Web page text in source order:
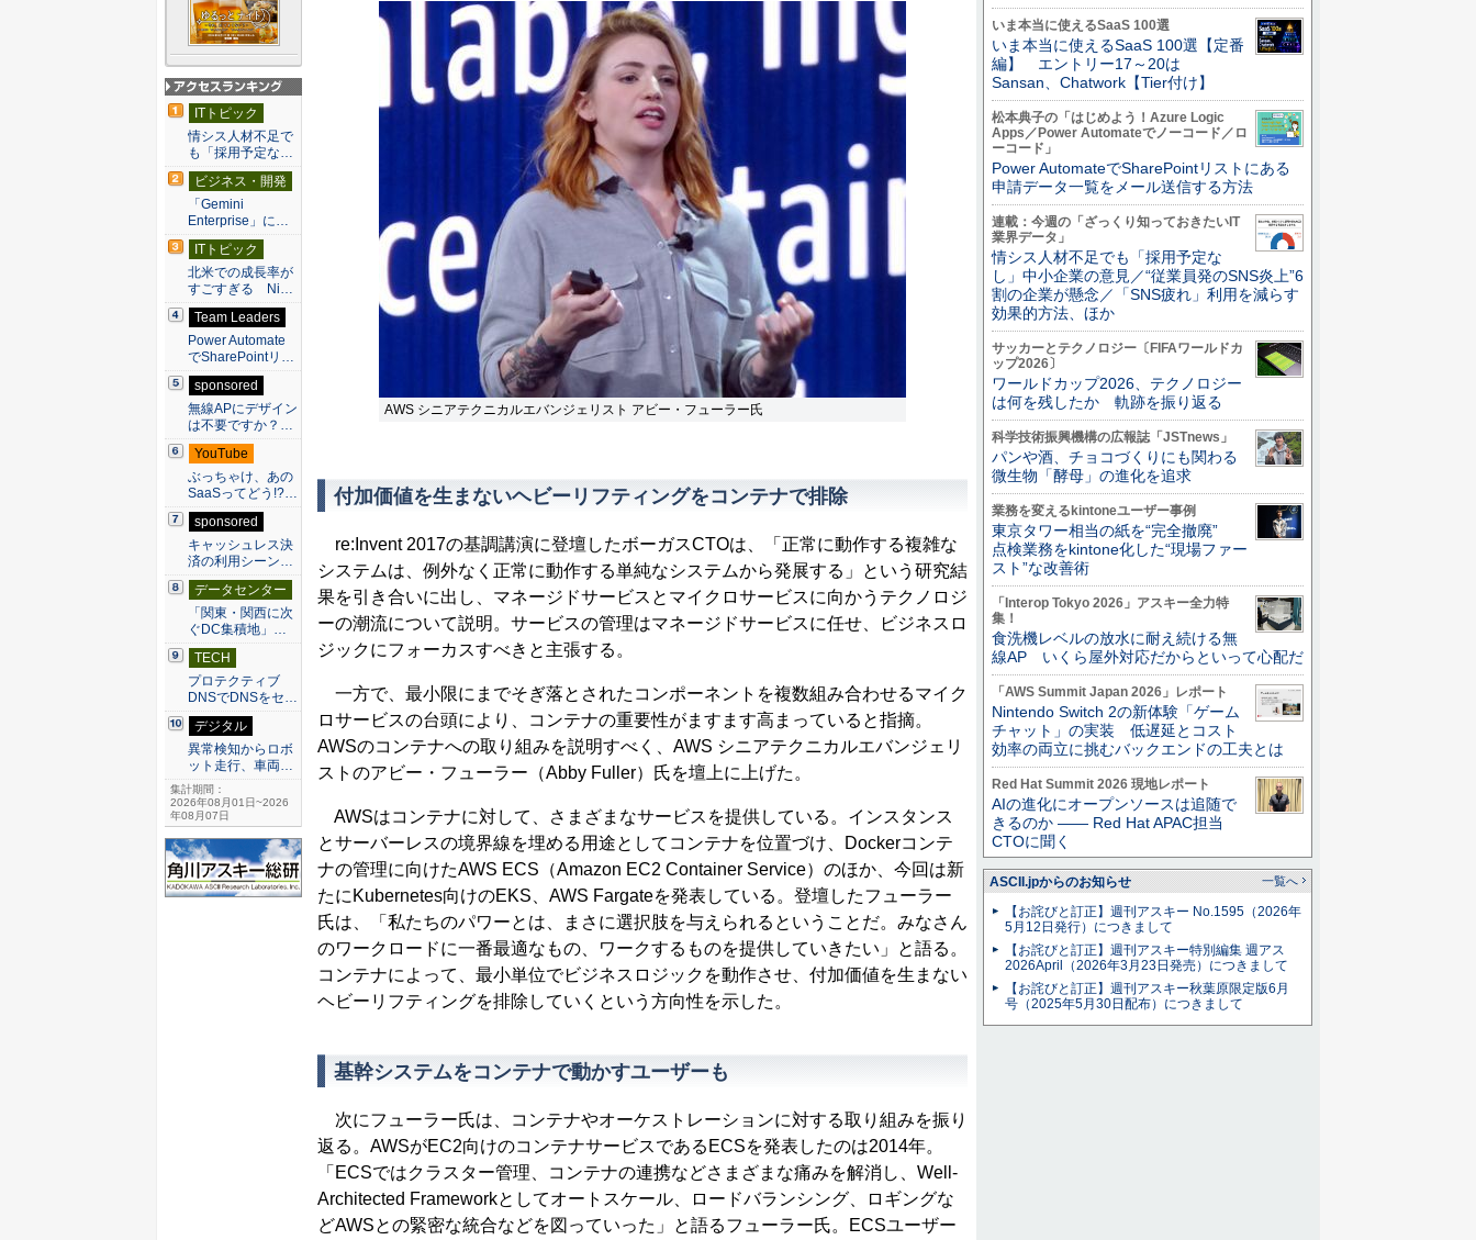
AWS シニアテクニカルエバンジェリスト アビー・フューラー氏
付加価値を生まないヘビーリフティングをコンテナで排除
re:Invent 2017の基調講演に登壇したボーガスCTOは、「正常に動作する複雑な
システムは、例外なく正常に動作する単純なシステムから発展する」という研究結
果を引き合いに出し、マネージドサービスとマイクロサービスに向かうテクノロジ
ーの潮流について説明。サービスの管理はマネージドサービスに任せ、ビジネスロ
ジックにフォーカスすべきと主張する。
一方で、最小限にまでそぎ落とされたコンポーネントを複数組み合わせるマイク
ロサービスの台頭により、コンテナの重要性がますます高まっていると指摘。
AWSのコンテナへの取り組みを説明すべく、AWS シニアテクニカルエバンジェリ
ストのアビー・フューラー（Abby Fuller）氏を壇上に上げた。
AWSはコンテナに対して、さまざまなサービスを提供している。インスタンス
とサーバーレスの境界線を埋める用途としてコンテナを位置づけ、Dockerコンテ
ナの管理に向けたAWS ECS（Amazon EC2 Container Service）のほか、今回は新
たにKubernetes向けのEKS、AWS Fargateを発表している。登壇したフューラー
氏は、「私たちのパワーとは、まさに選択肢を与えられるということだ。みなさん
のワークロードに一番最適なもの、ワークするものを提供していきたい」と語る。
コンテナによって、最小単位でビジネスロジックを動作させ、付加価値を生まない
ヘビーリフティングを排除していくという方向性を示した。
基幹システムをコンテナで動かすユーザーも
次にフューラー氏は、コンテナやオーケストレーションに対する取り組みを振り
返る。AWSがEC2向けのコンテナサービスであるECSを発表したのは2014年。
「ECSではクラスター管理、コンテナの連携などさまざまな痛みを解消し、Well-
Architected Frameworkとしてオートスケール、ロードバランシング、ロギングな
どAWSとの緊密な統合などを図っていった」と語るフューラー氏。ECSユーザー
アクセスランキン
グ
ITトピック
情シス人材不足で
も「採用予定な…
ビジネス・開発
「Gemini
Enterprise」に…
ITトピック
北米での成長率が
すごすぎる Ni…
Team Leaders
Power Automate
でSharePointリ…
sponsored
無線APにデザイン
は不要ですか？…
YouTube
ぶっちゃけ、あの
SaaSってどう!?…
sponsored
キャッシュレス決
済の利用シーン…
データセンター
「関東・関西に次
ぐDC集積地」…
TECH
プロテクティブ
DNSでDNSをセ…
デジタル
異常検知からロボ
ット走行、車両…
集計期間：
2026年08月01日~2026
年08月07日
いま本当に使えるSaaS 100選
いま本当に使えるSaaS 100選【定番
編】 エントリー17～20は
Sansan、Chatwork【Tier付け】
松本典子の「はじめよう！Azure Logic
Apps／Power Automateでノーコード／ロ
ーコード」
Power AutomateでSharePointリストにある
申請データ一覧をメール送信する方法
連載：今週の「ざっくり知っておきたいIT
業界データ」
情シス人材不足でも「採用予定な
し」中小企業の意見／“従業員発のSNS炎上”6
割の企業が懸念／「SNS疲れ」利用を減らす
効果的方法、ほか
サッカーとテクノロジー〔FIFAワールドカ
ップ2026〕
ワールドカップ2026、テクノロジー
は何を残したか 軌跡を振り返る
科学技術振興機構の広報誌「JSTnews」
パンや酒、チョコづくりにも関わる
微生物「酵母」の進化を追求
業務を変えるkintoneユーザー事例
東京タワー相当の紙を“完全撤廃”
点検業務をkintone化した“現場ファー
スト”な改善術
「Interop Tokyo 2026」アスキー全力特
集！
食洗機レベルの放水に耐え続ける無
線AP いくら屋外対応だからといって心配だ
「AWS Summit Japan 2026」レポート
Nintendo Switch 2の新体験「ゲーム
チャット」の実装 低遅延とコスト
効率の両立に挑むバックエンドの工夫とは
Red Hat Summit 2026 現地レポート
AIの進化にオープンソースは追随で
きるのか ―― Red Hat APAC担当
CTOに聞く
ASCII.jpからのお知らせ 一覧へ
【お詫びと訂正】週刊アスキー No.1595（2026年
5月12日発行）につきまして
【お詫びと訂正】週刊アスキー特別編集 週アス
2026April（2026年3月23日発売）につきまして
【お詫びと訂正】週刊アスキー秋葉原限定版6月
号（2025年5月30日配布）につきまして